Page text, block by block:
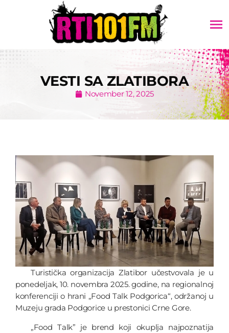
menu
VESTI SA ZLATIBORA
November 12, 2025
Turistička organizacija Zlatibor učestvovala je u
ponedeljak, 10. novembra 2025. godine, na regionalnoj
konferenciji o hrani „Food Talk Podgorica“, održanoj u
Muzeju grada Podgorice u prestonici Crne Gore.
„Food Talk” je brend koji okuplja najpoznatija